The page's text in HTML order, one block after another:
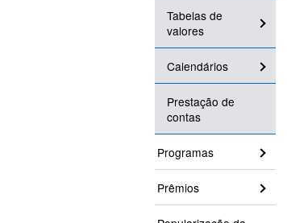
Tabelas de
valores
Calendários
Prestação de
contas
Programas
Prêmios